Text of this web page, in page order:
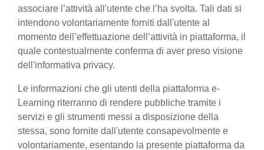
associare l’attività all'utente che l’ha svolta. Tali dati si
intendono volontariamente forniti dall'utente al
momento dell’effettuazione dell’attività in piattaforma, il
quale contestualmente conferma di aver preso visione
dell'informativa privacy.
Le informazioni che gli utenti della piattaforma e-
Learning riterranno di rendere pubbliche tramite i
servizi e gli strumenti messi a disposizione della
stessa, sono fornite dall'utente consapevolmente e
volontariamente, esentando la presente piattaforma da